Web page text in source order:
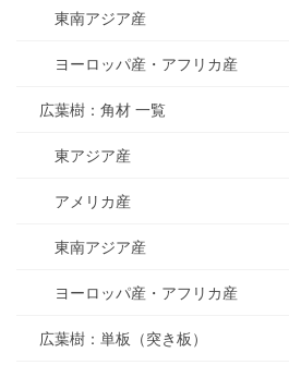
東南アジア産
ヨーロッパ産・アフリカ産
広葉樹：角材 一覧
東アジア産
アメリカ産
東南アジア産
ヨーロッパ産・アフリカ産
広葉樹：単板（突き板）